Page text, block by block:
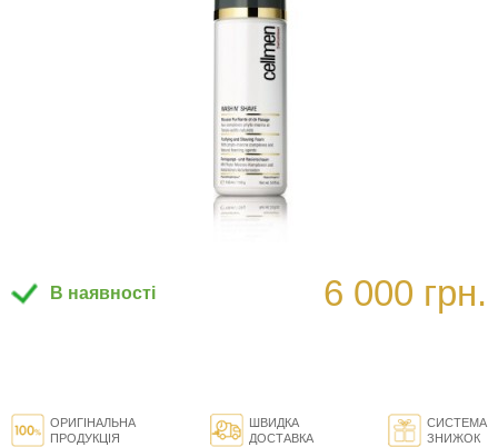
В наявності 6 000 грн.
ОРИГІНАЛЬНА
ПРОДУКЦІЯ
ШВИДКА
ДОСТАВКА
СИСТЕМА
ЗНИЖОК